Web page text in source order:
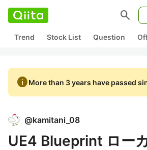
search
Trend Stock List Question
infoMore than 3 years have passed
@kamitani_08
UE4 Blueprint ロー